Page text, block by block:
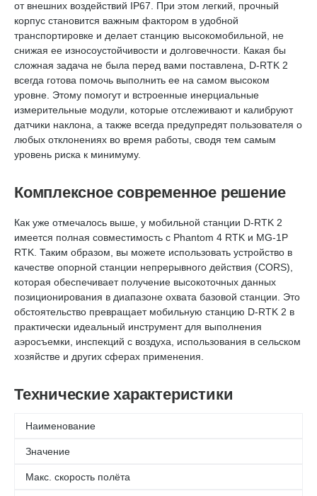
от внешних воздействий IP67. При этом легкий, прочный
корпус становится важным фактором в удобной
транспортировке и делает станцию высокомобильной, не
снижая ее износоустойчивости и долговечности. Какая бы
сложная задача не была перед вами поставлена, D-RTK 2
всегда готова помочь выполнить ее на самом высоком
уровне. Этому помогут и встроенные инерциальные
измерительные модули, которые отслеживают и калибруют
датчики наклона, а также всегда предупредят пользователя о
любых отклонениях во время работы, сводя тем самым
уровень риска к минимуму.
Комплексное современное решение
Как уже отмечалось выше, у мобильной станции D-RTK 2
имеется полная совместимость с Phantom 4 RTK и MG-1P
RTK. Таким образом, вы можете использовать устройство в
качестве опорной станции непрерывного действия (CORS),
которая обеспечивает получение высокоточных данных
позиционирования в диапазоне охвата базовой станции. Это
обстоятельство превращает мобильную станцию D-RTK 2 в
практически идеальный инструмент для выполнения
аэросъемки, инспекций с воздуха, использования в сельском
хозяйстве и других сферах применения.
Технические характеристики
Наименование
Значение
Макс. скорость полёта